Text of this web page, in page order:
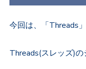
今回は、「Threads
Threads(スレッズ)